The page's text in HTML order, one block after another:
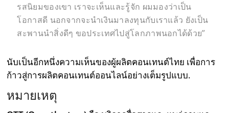
รสนิยมของเขา เราจะเห็นและรู้จัก ผมมองว่าเป็น
โอกาสดี นอกจากจะนำเงินมาลงทุนกับเราแล้ว ยังเป็น
สะพานนำสิ่งดีๆ ขอประเทศไปสู่โลกภาพนอกได้ด้วย”
นับเป็นอีกหนึ่งความเห็นของผู้ผลิตคอนเทนต์ไทย เพื่อการ
ก้าวสู่การผลิตคอนเทนต์ออนไลน์อย่างเต็มรูปแบบ.
หมายเหตุ